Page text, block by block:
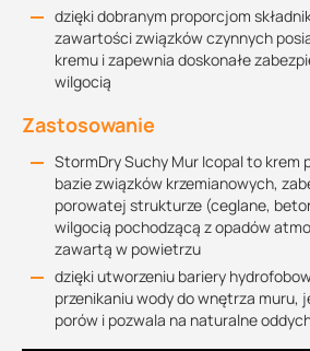
dzięki dobranym proporcjom
zawartości związków czynnych
kremu i zapewnia doskonałe
wilgocią
Zastosowanie
StormDry Suchy Mur Icopal to krem
bazie związków krzemianowych,
porowatej strukturze (ceglane,
wilgocią pochodzącą z opadów
zawartą w powietrzu
dzięki utworzeniu bariery
przenikaniu wody do wnętrza muru,
porów i pozwala na naturalne